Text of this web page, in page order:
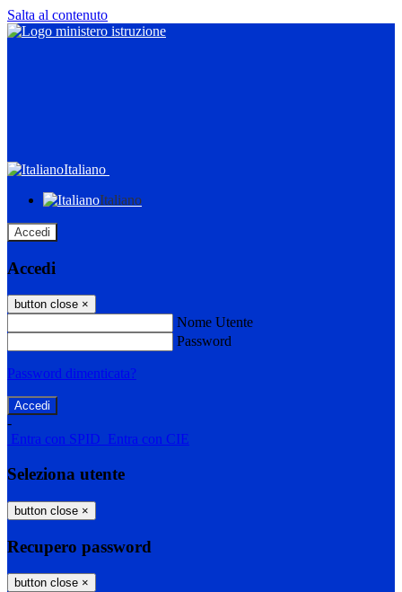
Salta al contenuto
Italiano
Italiano
Accedi
Accedi
button close ×
Nome Utente
Password
Password dimenticata?
-
Entra con SPID Entra con CIE
Seleziona utente
button close ×
Recupero password
button close ×